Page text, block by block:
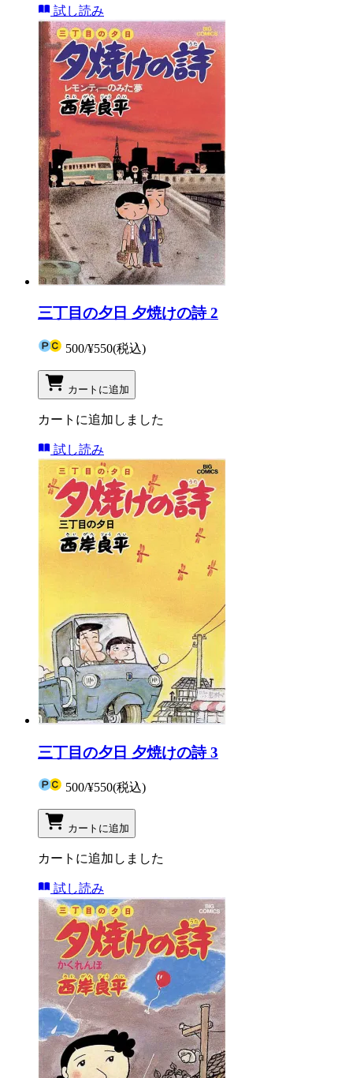
試し読み
三丁目の夕日 夕焼けの詩 2
500/¥550(税込)
カートに追加
カートに追加しました
試し読み
三丁目の夕日 夕焼けの詩 3
500/¥550(税込)
カートに追加
カートに追加しました
試し読み